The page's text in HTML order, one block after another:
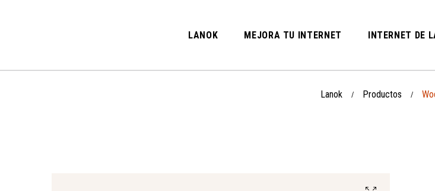
LANOK MEJORA TU INTERNET INTERNET DE
Lanok / Productos /